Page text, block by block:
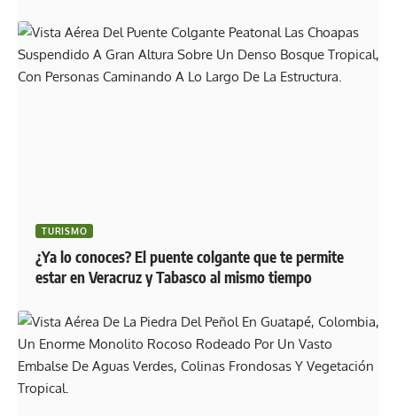
TURISMO
¿Ya lo conoces? El puente colgante que te permite
estar en Veracruz y Tabasco al mismo tiempo